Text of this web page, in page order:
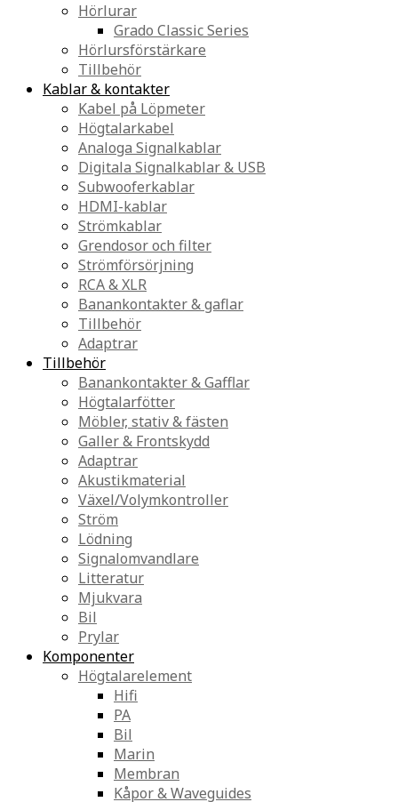
Hörlurar
Grado Classic Series
Hörlursförstärkare
Tillbehör
Kablar & kontakter
Kabel på Löpmeter
Högtalarkabel
Analoga Signalkablar
Digitala Signalkablar & USB
Subwooferkablar
HDMI-kablar
Strömkablar
Grendosor och filter
Strömförsörjning
RCA & XLR
Banankontakter & gaflar
Tillbehör
Adaptrar
Tillbehör
Banankontakter & Gafflar
Högtalarfötter
Möbler, stativ & fästen
Galler & Frontskydd
Adaptrar
Akustikmaterial
Växel/Volymkontroller
Ström
Lödning
Signalomvandlare
Litteratur
Mjukvara
Bil
Prylar
Komponenter
Högtalarelement
Hifi
PA
Bil
Marin
Membran
Kåpor & Waveguides